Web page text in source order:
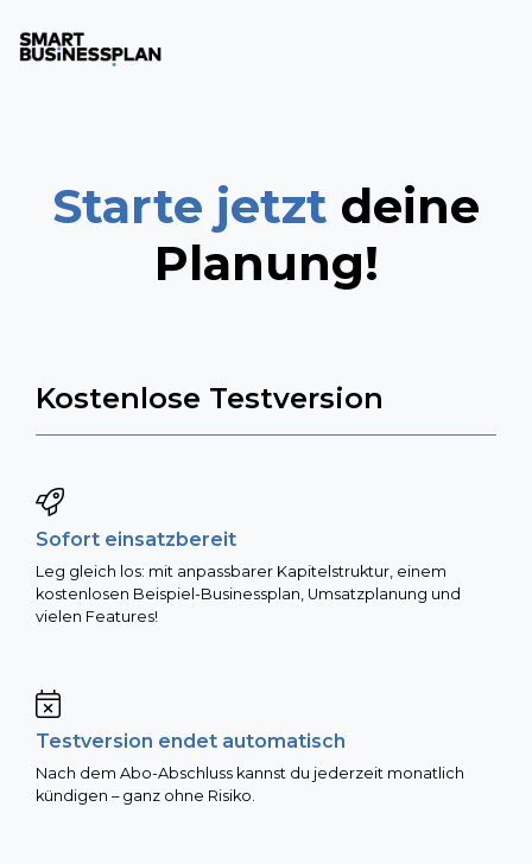
Starte jetzt deine
Planung!
Kostenlose Testversion
Sofort einsatzbereit
Leg gleich los: mit anpassbarer Kapitelstruktur, einem
kostenlosen Beispiel-Businessplan, Umsatzplanung und
vielen Features!
Testversion endet automatisch
Nach dem Abo-Abschluss kannst du jederzeit monatlich
kündigen – ganz ohne Risiko.